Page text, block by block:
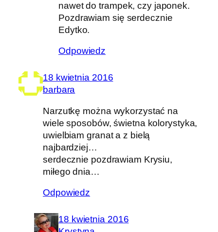
nawet do trampek, czy japonek.
Pozdrawiam się serdecznie
Edytko.
Odpowiedz
18 kwietnia 2016
barbara
Narzutkę można wykorzystać na
wiele sposobów, świetna kolorystyka,
uwielbiam granat a z bielą
najbardziej…
serdecznie pozdrawiam Krysiu,
miłego dnia…
Odpowiedz
18 kwietnia 2016